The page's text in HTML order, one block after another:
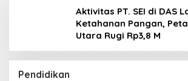
Aktivitas PT. SEI di DAS
Ketahanan Pangan,
Utara Rugi Rp3,8 M
Pendidikan